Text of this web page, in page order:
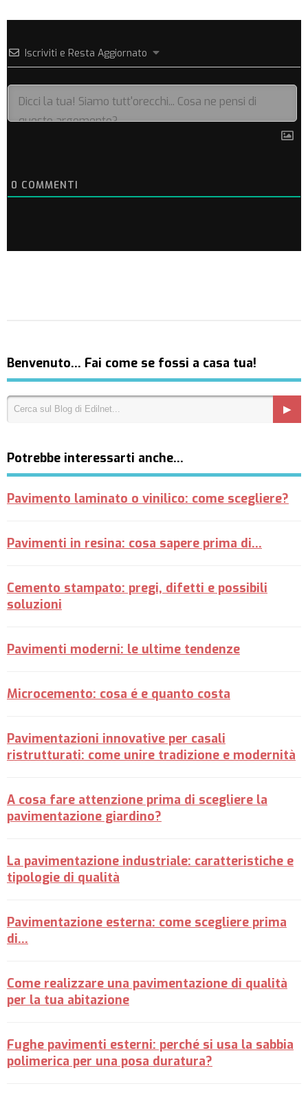
Iscriviti e Resta Aggiornato
0 COMMENTI
Benvenuto… Fai come se fossi a casa tua!
Potrebbe interessarti anche…
Pavimento laminato o vinilico: come scegliere?
Pavimenti in resina: cosa sapere prima di...
Cemento stampato: pregi, difetti e possibili
soluzioni
Pavimenti moderni: le ultime tendenze
Microcemento: cosa é e quanto costa
Pavimentazioni innovative per casali
ristrutturati: come unire tradizione e modernità
A cosa fare attenzione prima di scegliere la
pavimentazione giardino?
La pavimentazione industriale: caratteristiche e
tipologie di qualità
Pavimentazione esterna: come scegliere prima
di...
Come realizzare una pavimentazione di qualità
per la tua abitazione
Fughe pavimenti esterni: perché si usa la sabbia
polimerica per una posa duratura?